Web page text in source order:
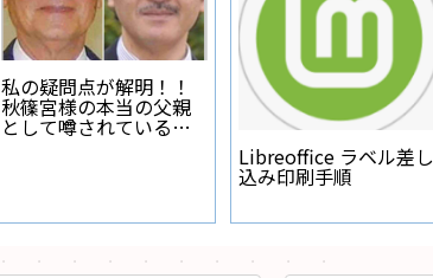
私の疑問点が解明！！
秋篠宮様の本当の父親
として噂されている人
Libreoffice ラベル差し
込み印刷手順